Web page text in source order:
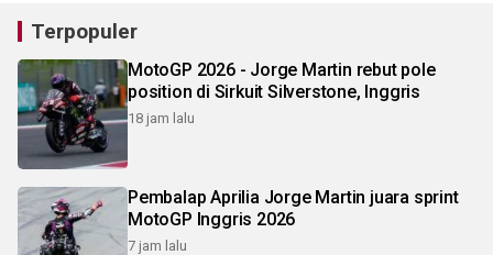
Terpopuler
MotoGP 2026 - Jorge Martin rebut pole
position di Sirkuit Silverstone, Inggris
18 jam lalu
Pembalap Aprilia Jorge Martin juara sprint
MotoGP Inggris 2026
7 jam lalu